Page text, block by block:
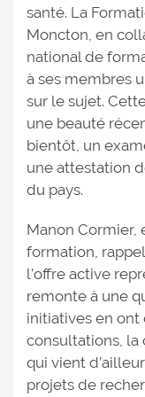
santé. La
Moncton, en
national de
à ses membres
sur le sujet.
une beauté
bientôt, un
une attestation
du pays.
Manon
formation,
l’offre active
remonte à une
initiatives en
consultations, la
qui vient
projets de